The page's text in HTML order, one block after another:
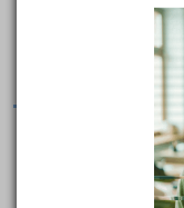
Cílem této práce je
zdraví a změn v
společnosti Iveco
Jablotron -
Práce obsahuje
analýzu firmy